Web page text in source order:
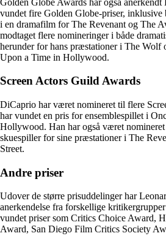
vundet fire Golden Globe-priser, inklusive
i en dramafilm for The Revenant og The
modtaget flere nomineringer i både
herunder for hans præstationer i The Wolf
Upon a Time in Hollywood.
Screen Actors Guild Awards
DiCaprio har været nomineret til flere
har vundet en pris for ensemblespillet i
Hollywood. Han har også været nomineret
skuespiller for sine præstationer i The
Street.
Andre priser
Udover de større prisuddelinger har
anerkendelse fra forskellige
vundet priser som Critics Choice Award,
Award, San Diego Film Critics Society